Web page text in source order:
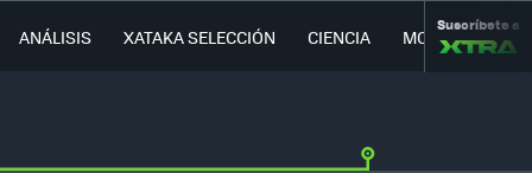
ANÁLISIS XATAKA SELECCIÓN CIENCIA MOVILIDAD
Suscríbete a